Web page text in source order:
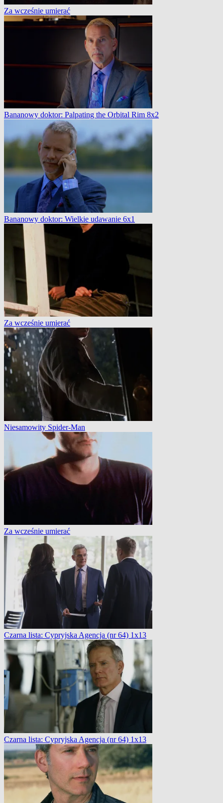
Za wcześnie umierać
Bananowy doktor: Palpating the Orbital Rim 8x2
Bananowy doktor: Wielkie udawanie 6x1
Za wcześnie umierać
Niesamowity Spider-Man
Za wcześnie umierać
Czarna lista: Cypryjska Agencja (nr 64) 1x13
Czarna lista: Cypryjska Agencja (nr 64) 1x13